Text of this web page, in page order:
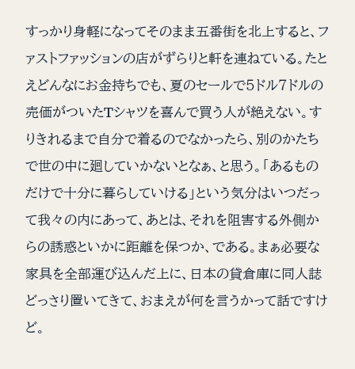
すっかり身軽になってそのまま五番街を北上すると、フ
ァストファッションの店がずらりと軒を連ねている。たと
えどんなにお金持ちでも、夏のセールで５ドル７ドルの
売価がついたTシャツを喜んで買う人が絶えない。す
りきれるまで自分で着るのでなかったら、別のかたち
で世の中に廻していかないとなぁ、と思う。「あるもの
だけで十分に暮らしていける」という気分はいつだっ
て我々の内にあって、あとは、それを阻害する外側か
らの誘惑といかに距離を保つか、である。まぁ必要な
家具を全部運び込んだ上に、日本の貸倉庫に同人誌
どっさり置いてきて、おまえが何を言うかって話ですけ
ど。